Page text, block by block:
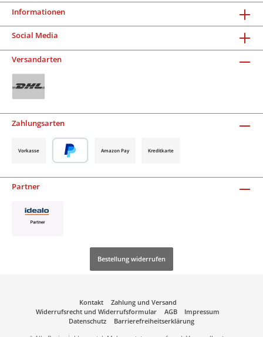
Informationen
Social Media
Versandarten
Zahlungsarten
Vorkasse Amazon Pay Kreditkarte
Partner
Bestellung widerrufen
Kontakt
Zahlung und Versand
Widerrufsrecht und Widerrufsformular
AGB
Impressum
Datenschutz
Barrierefreiheitserklärung